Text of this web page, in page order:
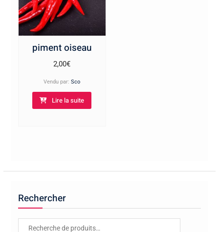
piment oiseau
2,00€
Vendu par:Sco
Lire la suite
Rechercher
Recherche